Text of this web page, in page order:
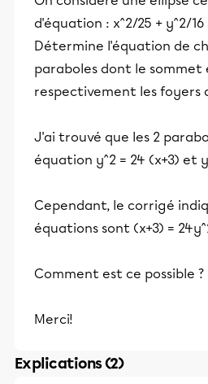
d'équation : x^2/25 + y^2/16
Détermine l'équation de
paraboles dont le
respectivement les foyers
J'ai trouvé que les 2
équation y^2 = 24 (x+3) et
Cependant, le corrigé
équations sont (x+3) =
Comment est ce possible ?
Merci!
Explications (2)